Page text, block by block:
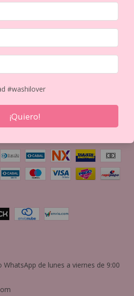
Quiénes somos
Contactanos por mail
de lunes a viernes de 9:00
#washilover
¡Quiero!